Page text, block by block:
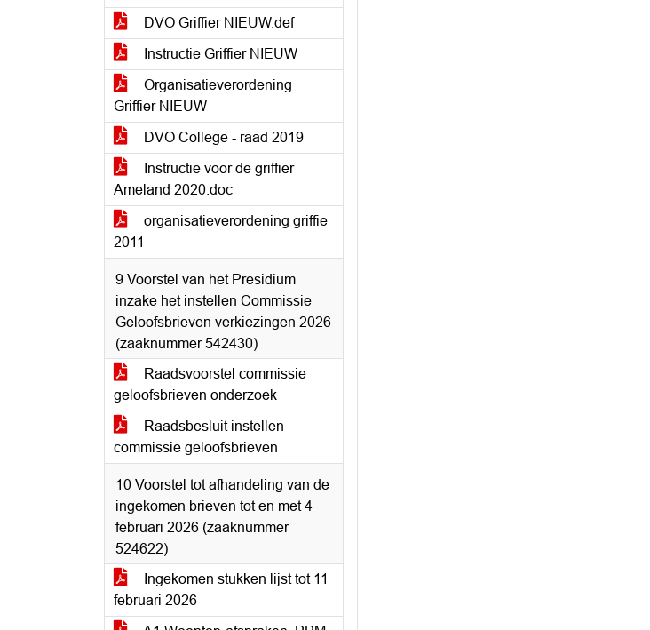
DVO Griffier NIEUW.def
Instructie Griffier NIEUW
Organisatieverordening
Griffier NIEUW
DVO College - raad 2019
Instructie voor de griffier
Ameland 2020.doc
organisatieverordening griffie
2011
9 Voorstel van het Presidium
inzake het instellen Commissie
Geloofsbrieven verkiezingen 2026
(zaaknummer 542430)
Raadsvoorstel commissie
geloofsbrieven onderzoek
Raadsbesluit instellen
commissie geloofsbrieven
10 Voorstel tot afhandeling van de
ingekomen brieven tot en met 4
februari 2026 (zaaknummer
524622)
Ingekomen stukken lijst tot 11
februari 2026